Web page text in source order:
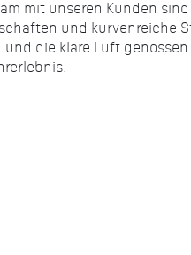
mit unseren Kunden
und kurvenreiche
die klare Luft